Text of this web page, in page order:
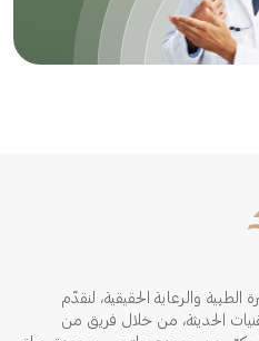
والرعاية الحقيقية، لنقدّم
الحديثة، من خلال فريق من